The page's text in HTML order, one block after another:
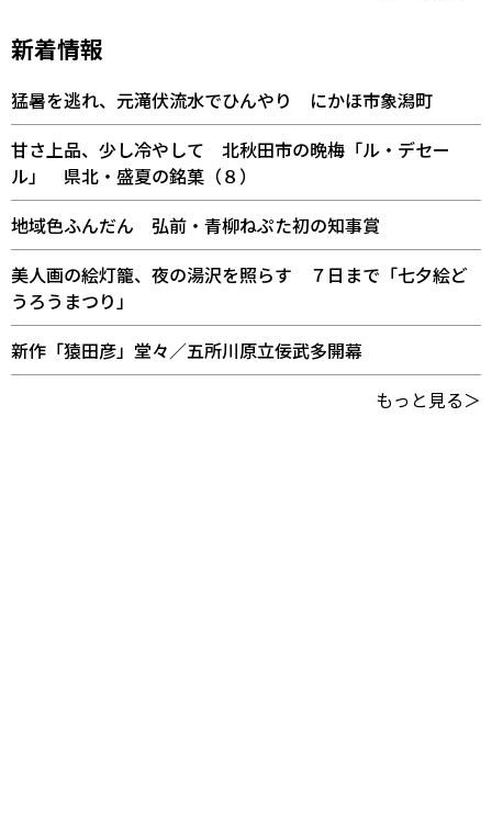
新着情報
猛暑を逃れ、元滝伏流水でひんやり にかほ市象潟町
甘さ上品、少し冷やして 北秋田市の晩梅「ル・デセー
ル」 県北・盛夏の銘菓（８）
地域色ふんだん 弘前・青柳ねぷた初の知事賞
美人画の絵灯籠、夜の湯沢を照らす ７日まで「七夕絵ど
うろうまつり」
新作「猿田彦」堂々／五所川原立佞武多開幕
もっと見る＞